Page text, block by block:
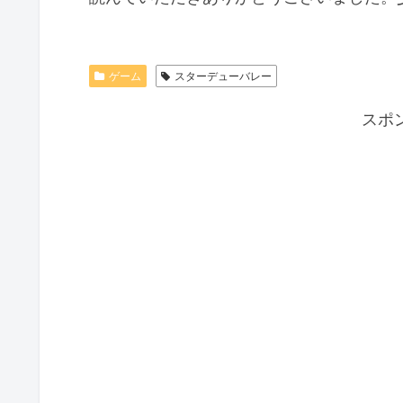
ゲーム スターデューバレー
スポ